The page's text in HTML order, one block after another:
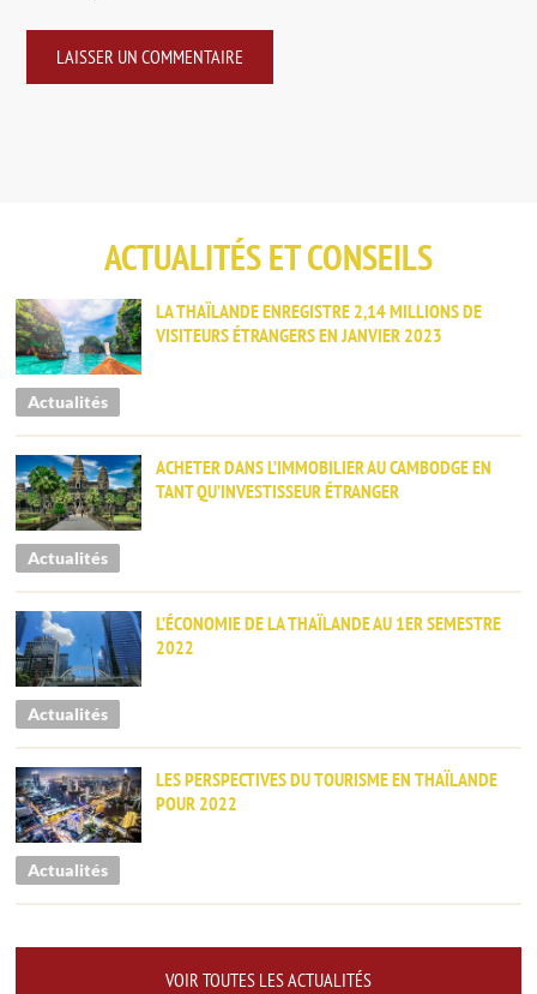
ACTUALITÉS ET CONSEILS
LA THAÏLANDE ENREGISTRE 2,14 MILLIONS DE
VISITEURS ÉTRANGERS EN JANVIER 2023
Actualités
ACHETER DANS L’IMMOBILIER AU CAMBODGE EN
TANT QU’INVESTISSEUR ÉTRANGER
Actualités
L’ÉCONOMIE DE LA THAÏLANDE AU 1ER SEMESTRE
2022
Actualités
LES PERSPECTIVES DU TOURISME EN THAÏLANDE
POUR 2022
Actualités
VOIR TOUTES LES ACTUALITÉS